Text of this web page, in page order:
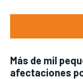
Más de mil
afectaciones